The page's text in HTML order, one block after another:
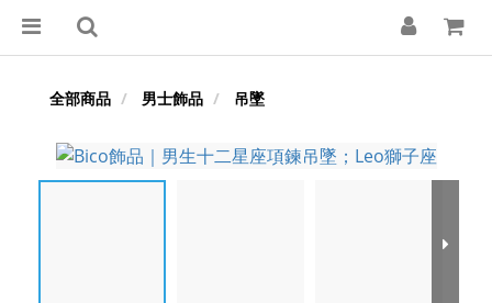
全部商品 男士飾品 吊墜